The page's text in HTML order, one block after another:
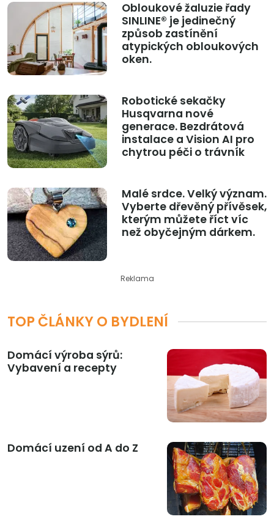
Obloukové žaluzie řady
SINLINE® je jedinečný
způsob zastínění
atypických obloukových
oken.
Robotické sekačky
Husqvarna nové
generace. Bezdrátová
instalace a Vision AI pro
chytrou péči o trávník
Malé srdce. Velký význam.
Vyberte dřevěný přívěsek,
kterým můžete říct víc
než obyčejným dárkem.
Reklama
TOP ČLÁNKY O BYDLENÍ
Domácí výroba sýrů:
Vybavení a recepty
Domácí uzení od A do Z